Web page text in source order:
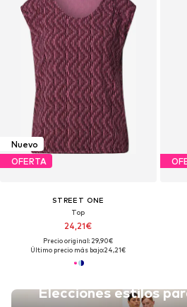
Nuevo
OFERTA
STREET ONE
Top
24,21€
Precio original: 29,90€
Último precio más bajo:24,21€
Elecciones estilos